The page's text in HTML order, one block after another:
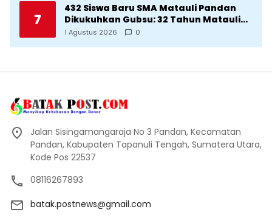
7
432 Siswa Baru SMA Matauli Pandan
Dikukuhkan Gubsu: 32 Tahun Matauli
Cetak SDM Unggul
1 Agustus 2026 0
Jalan Sisingamangaraja No 3 Pandan, Kecamatan
Pandan, Kabupaten Tapanuli Tengah, Sumatera Utara,
Kode Pos 22537
08116267893
batak.postnews@gmail.com